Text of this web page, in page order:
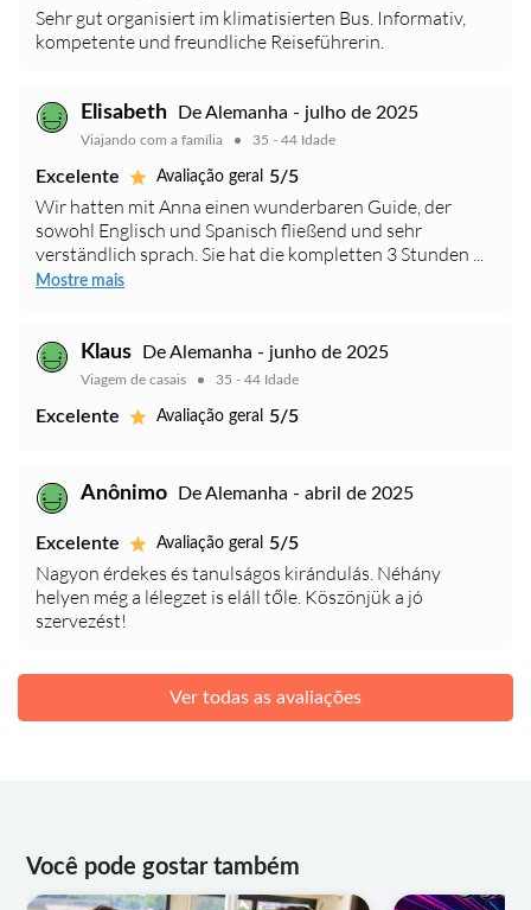
Sehr gut organisiert im klimatisierten Bus. Informativ,
kompetente und freundliche Reiseführerin.
Elisabeth De Alemanha - julho de 2025
Viajando com a família 35 - 44 Idade
Excelente Avaliação geral 5/5
Wir hatten mit Anna einen wunderbaren Guide, der
sowohl Englisch und Spanisch fließend und sehr
verständlich sprach. Sie hat die kompletten 3 Stunden ...
Mostre mais
Klaus De Alemanha - junho de 2025
Viagem de casais 35 - 44 Idade
Excelente Avaliação geral 5/5
Anônimo De Alemanha - abril de 2025
Excelente Avaliação geral 5/5
Nagyon érdekes és tanulságos kirándulás. Néhány
helyen még a lélegzet is eláll tőle. Köszönjük a jó
szervezést!
Ver todas as avaliações
Você pode gostar também